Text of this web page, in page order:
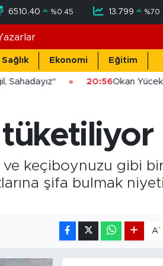
6510.40 %0.45 13.799 %70
Sağlık Ekonomi Eğitim
20:56Okan
tüketiliyor
ve keçiboynuzu gibi
şifa bulmak
A-